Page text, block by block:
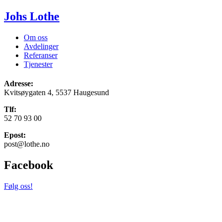
Johs Lothe
Om oss
Avdelinger
Referanser
Tjenester
Adresse:
Kvitsøygaten 4, 5537 Haugesund
Tlf:
52 70 93 00
Epost:
post@lothe.no
Facebook
Følg oss!